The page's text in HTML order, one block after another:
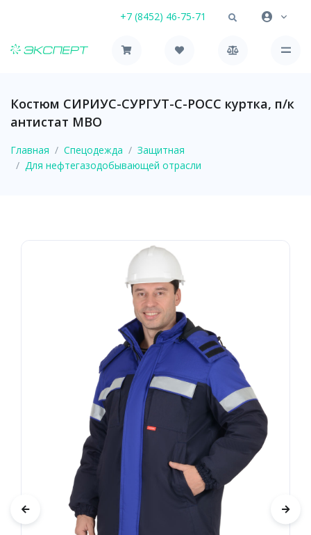
+7 (8452) 46-75-71
Костюм СИРИУС-СУРГУТ-С-РОСС куртка, п/к
антистат МВО
Главная Спецодежда
Защитная
Для нефтегазодобывающей отрасли